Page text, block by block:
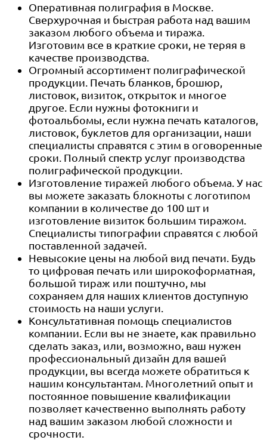
Оперативная полиграфия в Москве.
Сверхурочная и быстрая работа над вашим
заказом любого объема и тиража.
Изготовим все в краткие сроки, не теряя в
качестве производства.
Огромный ассортимент полиграфической
продукции. Печать бланков, брошюр,
листовок, визиток, открыток и многое
другое. Если нужны фотокниги и
фотоальбомы, если нужна печать каталогов,
листовок, буклетов для организации, наши
специалисты справятся с этим в оговоренные
сроки. Полный спектр услуг производства
полиграфической продукции.
Изготовление тиражей любого объема. У нас
вы можете заказать блокноты с логотипом
компании в количестве до 100 шт и
изготовление визиток большим тиражом.
Специалисты типографии справятся с любой
поставленной задачей.
Невысокие цены на любой вид печати. Будь
то цифровая печать или широкоформатная,
большой тираж или поштучно, мы
сохраняем для наших клиентов доступную
стоимость на наши услуги.
Консультативная помощь специалистов
компании. Если вы не знаете, как правильно
сделать заказ, или, возможно, ваш нужен
профессиональный дизайн для вашей
продукции, вы всегда можете обратиться к
нашим консультантам. Многолетний опыт и
постоянное повышение квалификации
позволяет качественно выполнять работу
над вашим заказом любой сложности и
срочности.